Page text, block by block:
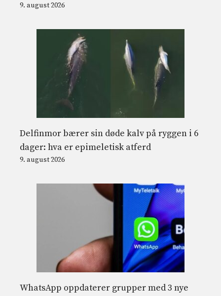
9. august 2026
Delfinmor bærer sin døde kalv på ryggen i 6
dager: hva er epimeletisk atferd
9. august 2026
WhatsApp oppdaterer grupper med 3 nye